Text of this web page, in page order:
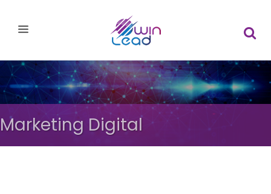
Marketing Digital